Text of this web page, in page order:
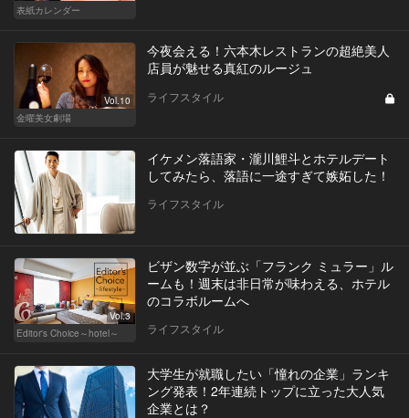
表紙カレンダー
Vol.10
金曜美女劇場
今夜会える！六本木レストランの超絶美人
店員が魅せる真紅のルージュ
ライフスタイル
イケメン落語家・瀧川鯉斗とホテルデート
してみたら、落語に一途すぎて嫉妬した！
ライフスタイル
Vol.3
Editor's Choice～hotel～
ビザン数字が並ぶ「フランク ミュラー」ル
ームも！週末は非日常が味わえる、ホテル
のコラボルームへ
ライフスタイル
大学生が就職したい「憧れの企業」ランキ
ング発表！2年連続トップに立った大人気
企業とは？